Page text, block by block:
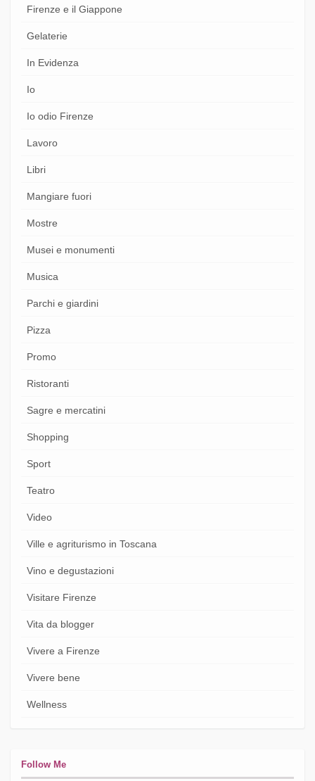
Firenze e il Giappone
Gelaterie
In Evidenza
Io
Io odio Firenze
Lavoro
Libri
Mangiare fuori
Mostre
Musei e monumenti
Musica
Parchi e giardini
Pizza
Promo
Ristoranti
Sagre e mercatini
Shopping
Sport
Teatro
Video
Ville e agriturismo in Toscana
Vino e degustazioni
Visitare Firenze
Vita da blogger
Vivere a Firenze
Vivere bene
Wellness
Follow Me